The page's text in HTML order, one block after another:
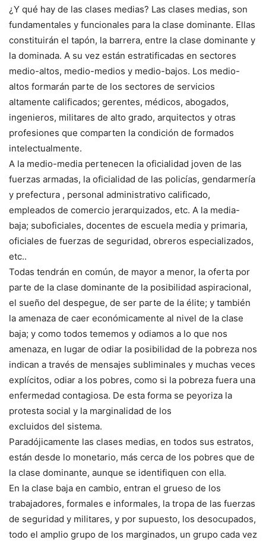
¿Y qué hay de las clases medias? Las clases medias, son
fundamentales y funcionales para la clase dominante. Ellas
constituirán el tapón, la barrera, entre la clase dominante y
la dominada. A su vez están estratificadas en sectores
medio-altos, medio-medios y medio-bajos. Los medio-
altos formarán parte de los sectores de servicios
altamente calificados; gerentes, médicos, abogados,
ingenieros, militares de alto grado, arquitectos y otras
profesiones que comparten la condición de formados
intelectualmente.
A la medio-media pertenecen la oficialidad joven de las
fuerzas armadas, la oficialidad de las policías, gendarmería
y prefectura , personal administrativo calificado,
empleados de comercio jerarquizados, etc. A la media-
baja; suboficiales, docentes de escuela media y primaria,
oficiales de fuerzas de seguridad, obreros especializados,
etc..
Todas tendrán en común, de mayor a menor, la oferta por
parte de la clase dominante de la posibilidad aspiracional,
el sueño del despegue, de ser parte de la élite; y también
la amenaza de caer económicamente al nivel de la clase
baja; y como todos tememos y odiamos a lo que nos
amenaza, en lugar de odiar la posibilidad de la pobreza nos
indican a través de mensajes subliminales y muchas veces
explícitos, odiar a los pobres, como si la pobreza fuera una
enfermedad contagiosa. De esta forma se peyoriza la
protesta social y la marginalidad de los
excluidos del sistema.
Paradójicamente las clases medias, en todos sus estratos,
están desde lo monetario, más cerca de los pobres que de
la clase dominante, aunque se identifiquen con ella.
En la clase baja en cambio, entran el grueso de los
trabajadores, formales e informales, la tropa de las fuerzas
de seguridad y militares, y por supuesto, los desocupados,
todo el amplio grupo de los marginados, un grupo cada vez